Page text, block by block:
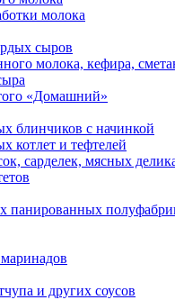
молока
сыров
молока, кефира,
«Домашний»
блинчиков с начинкой
котлет и тефтелей
сарделек, мясных
панированных
и других соусов